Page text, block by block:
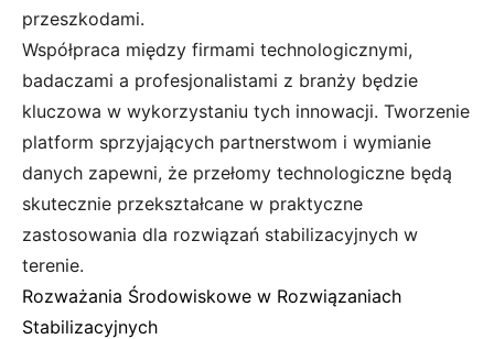
przeszkodami.
Współpraca między firmami technologicznymi,
badaczami a profesjonalistami z branży będzie
kluczowa w wykorzystaniu tych innowacji. Tworzenie
platform sprzyjających partnerstwom i wymianie
danych zapewni, że przełomy technologiczne będą
skutecznie przekształcane w praktyczne
zastosowania dla rozwiązań stabilizacyjnych w
terenie.
Rozważania Środowiskowe w Rozwiązaniach
Stabilizacyjnych